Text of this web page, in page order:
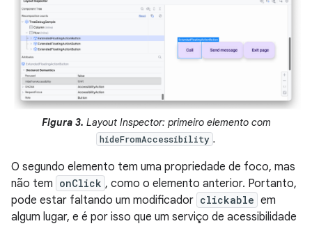
Figura 3. Layout Inspector: primeiro elemento com
hideFromAccessibility .
O segundo elemento tem uma propriedade de foco, mas
não tem onClick , como o elemento anterior. Portanto,
pode estar faltando um modificador clickable em
algum lugar, e é por isso que um serviço de acessibilidade